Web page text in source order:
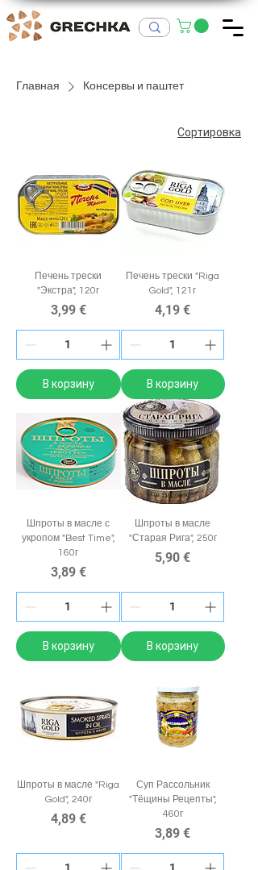
Главная Консервы и паштет
Сортировка
Печень трески
"Экстра", 120г
Цена
3,99 €
В корзину
Печень трески "Riga
Gold", 121г
Цена
4,19 €
В корзину
Шпроты в масле с
укропом "Best Time",
160г
Цена
3,89 €
В корзину
Шпроты в масле
"Старая Рига", 250г
Цена
5,90 €
В корзину
Шпроты в масле "Riga
Gold", 240г
Цена
4,89 €
Суп Рассольник
"Тёщины Рецепты",
460г
Цена
3,89 €